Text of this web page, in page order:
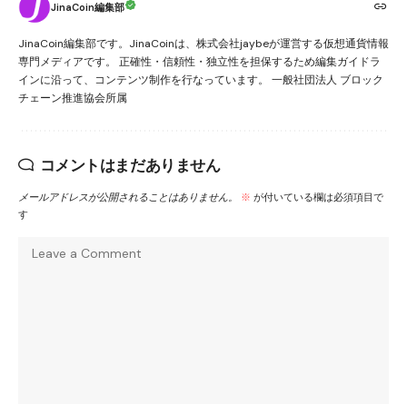
JinaCoin編集部
JinaCoin編集部です。JinaCoinは、株式会社jaybeが運営する仮想通貨情報
専門メディアです。 正確性・信頼性・独立性を担保するため編集ガイドラ
インに沿って、コンテンツ制作を行なっています。 一般社団法人 ブロック
チェーン推進協会所属
コメントはまだありません
メールアドレスが公開されることはありません。 ※ が付いている欄は必須項目で
す